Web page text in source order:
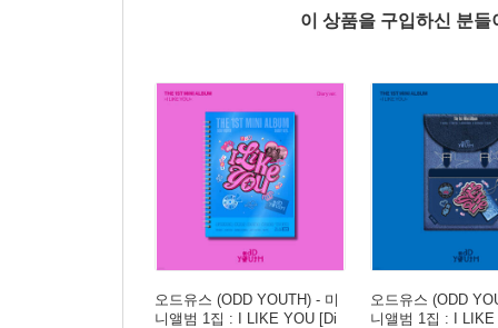
이 상품을 구입하신 분
오드유스 (ODD YOUTH) - 미
니앨범 1집 : I LIKE YOU [Di
오드유스 (ODD
니앨범 1집 : I